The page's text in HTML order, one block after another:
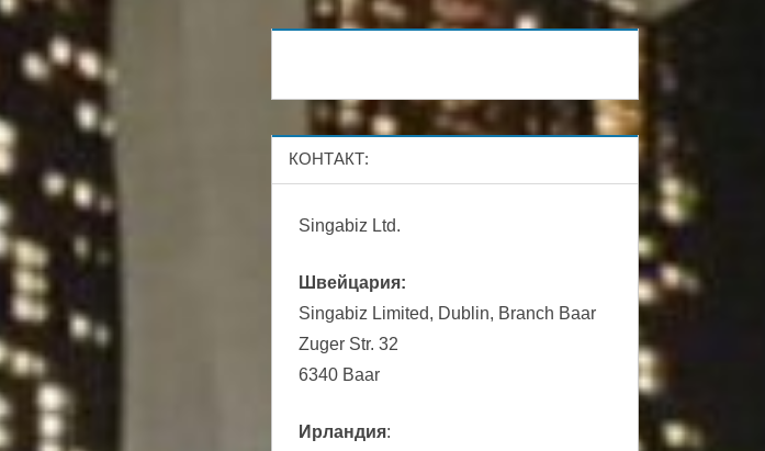
КОНТАКТ:
Singabiz Ltd.
Швейцария:
Singabiz Limited, Dublin, Branch Baar
Zuger Str. 32
6340 Baar
Ирландия: